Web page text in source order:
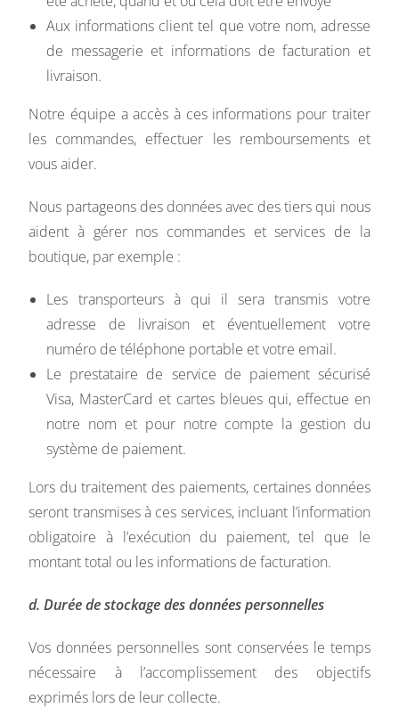
Aux informations client tel que votre nom, adresse
de messagerie et informations de facturation et
livraison.
Notre équipe a accès à ces informations pour traiter
les commandes, effectuer les remboursements et
vous aider.
Nous partageons des données avec des tiers qui nous
aident à gérer nos commandes et services de la
boutique, par exemple :
Les transporteurs à qui il sera transmis votre
adresse de livraison et éventuellement votre
numéro de téléphone portable et votre email.
Le prestataire de service de paiement sécurisé
Visa, MasterCard et cartes bleues qui, effectue en
notre nom et pour notre compte la gestion du
système de paiement.
Lors du traitement des paiements, certaines données
seront transmises à ces services, incluant l’information
obligatoire à l’exécution du paiement, tel que le
montant total ou les informations de facturation.
d. Durée de stockage des données personnelles
Vos données personnelles sont conservées le temps
nécessaire à l’accomplissement des objectifs
exprimés lors de leur collecte.